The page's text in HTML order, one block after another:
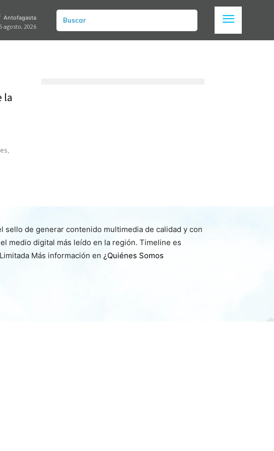
Antofagasta
agosto, 2026
Buscar
la
de generar contenido multimedia de calidad y con
medio digital más leído en la región. Timeline es
Más información en ¿Quiénes Somos